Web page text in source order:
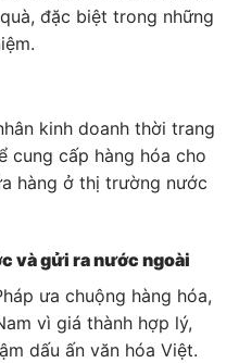
đặc biệt trong những
kinh doanh thời trang
cung cấp hàng hóa cho
hàng ở thị trường nước
và gửi ra nước ngoài
ưa chuộng hàng hóa,
vì giá thành hợp lý,
dấu ấn văn hóa Việt.